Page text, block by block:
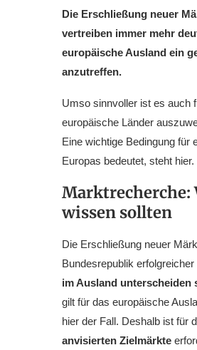
Die Erschließung neuer
vertreiben immer mehr
europäische Ausland ein
anzutreffen.
Umso sinnvoller ist es auch
europäische Länder
Eine wichtige Bedingung für
Europas bedeutet, steht hier.
Marktrecherche:
wissen sollten
Die Erschließung neuer
Bundesrepublik
im Ausland unterscheiden
gilt für das europäische
hier der Fall. Deshalb ist für
anvisierten Zielmärkte